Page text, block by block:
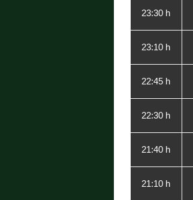
23:30 h
23:10 h
22:45 h
22:30 h
21:40 h
21:10 h